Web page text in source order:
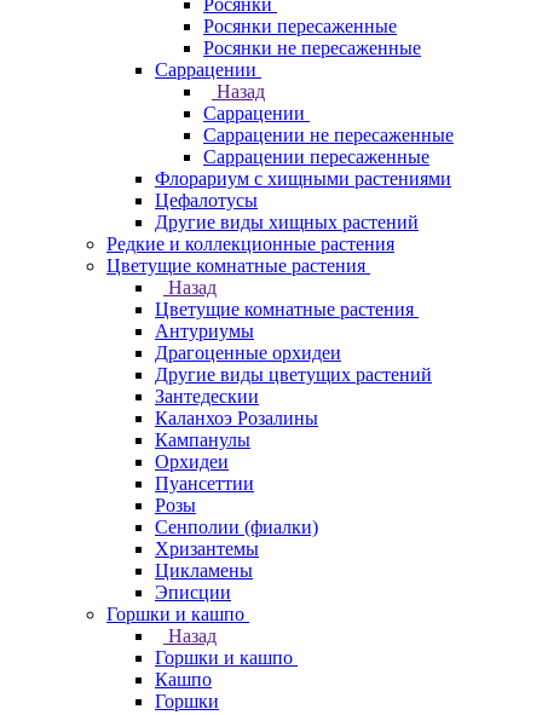
Росянки
Росянки пересаженные
Росянки не пересаженные
Саррацении
Назад
Саррацении
Саррацении не пересаженные
Саррацении пересаженные
Флорариум с хищными растениями
Цефалотусы
Другие виды хищных растений
Редкие и коллекционные растения
Цветущие комнатные растения
Назад
Цветущие комнатные растения
Антуриумы
Драгоценные орхидеи
Другие виды цветущих растений
Зантедескии
Каланхоэ Розалины
Кампанулы
Орхидеи
Пуансеттии
Розы
Сенполии (фиалки)
Хризантемы
Цикламены
Эписции
Горшки и кашпо
Назад
Горшки и кашпо
Кашпо
Горшки